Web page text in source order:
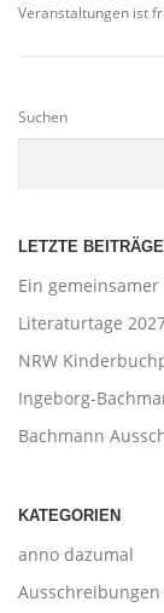
Veranstaltungen ist
Suchen
LETZTE BEITRÄGE
Ein
Literaturtage
NRW
Ingeborg-
Bachmann
KATEGORIEN
anno dazumal
Ausschreibungen